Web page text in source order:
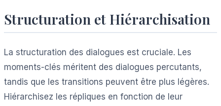
Structuration et Hiérarchisation
La structuration des dialogues est cruciale. Les
moments-clés méritent des dialogues percutants,
tandis que les transitions peuvent être plus légères.
Hiérarchisez les répliques en fonction de leur